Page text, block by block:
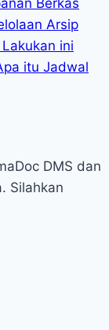
Arsip
ini
itu Jadwal
DMS dan
Silahkan